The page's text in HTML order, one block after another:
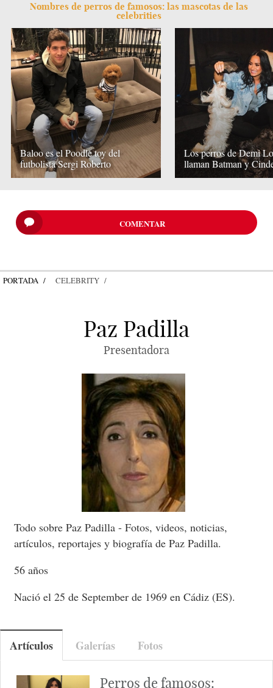
Nombres de perros de famosos: las mascotas de las
celebrities
Baloo es el Poodle toy del
futbolista Sergi Roberto
Los perros de Demi
llaman Batman y
COMENTAR
PORTADA CELEBRITY
Paz Padilla
Presentadora
Todo sobre Paz Padilla - Fotos, videos, noticias,
artículos, reportajes y biografía de Paz Padilla.
56 años
Nació el 25 de September de 1969 en Cádiz (ES).
Artículos Galerías Fotos
Perros de famosos: